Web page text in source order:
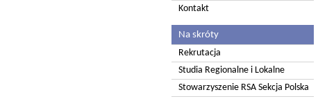
Kontakt
Na skróty
Rekrutacja
Studia Regionalne i Lokalne
Stowarzyszenie RSA Sekcja Polska